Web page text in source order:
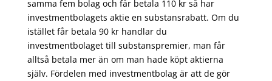
samma fem bolag och får betala 110 kr så har
investmentbolagets aktie en substansrabatt. Om du
istället får betala 90 kr handlar du
investmentbolaget till substanspremier, man får
alltså betala mer än om man hade köpt aktierna
själv. Fördelen med investmentbolag är att de gör